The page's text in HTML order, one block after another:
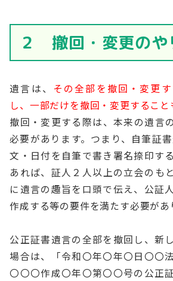
２ 撤回・変更のや
遺言は、 その全部を撤回・変更
し、一部だけを撤回・変更すること
撤回・変更する際は、本来の遺言
必要があります。つまり、自筆証
文・日付を自筆で書き署名捺印す
あれば、証人２人以上の立会のも
に遺言の趣旨を口頭で伝え、公証
作成する等の要件を満たす必要があ
公正証書遺言の全部を撤回し、新
場合は、「令和〇年〇年〇日〇〇
〇〇〇作成〇年〇第〇〇号の公正